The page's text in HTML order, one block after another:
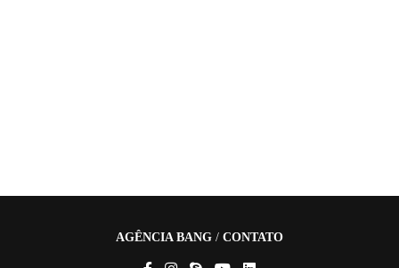
AGÊNCIA BANG / CONTATO